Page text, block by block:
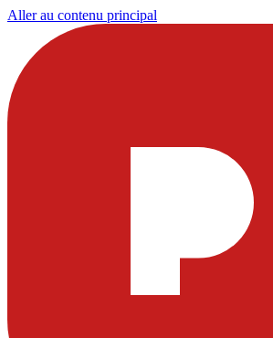
Aller au contenu principal